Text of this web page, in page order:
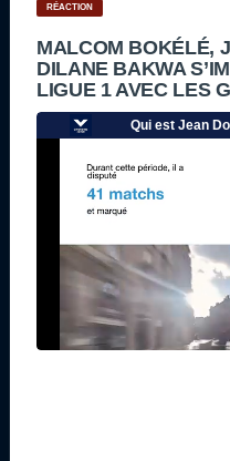
RÉACTION
MALCOM BOKÉLÉ,
DILANE BAKWA
LIGUE 1 AVEC LES